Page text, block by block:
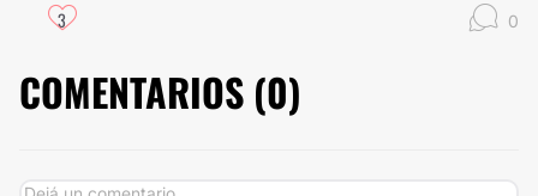
3 0
COMENTARIOS (0)